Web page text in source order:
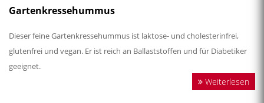
Gartenkressehummus
Dieser feine Gartenkressehummus ist laktose- und cholesterinfrei,
glutenfrei und vegan. Er ist reich an Ballaststoffen und für Diabetiker
geeignet.
Weiterlesen